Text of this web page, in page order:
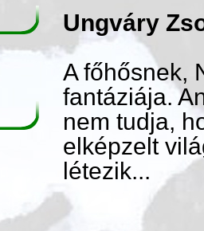
Ungváry
A főhősnek,
fantáziája.
nem tudja,
elképzelt
létezik...